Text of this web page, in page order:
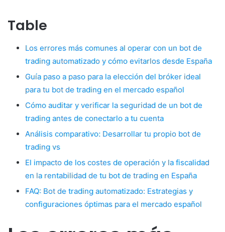
Table
Los errores más comunes al operar con un bot de
trading automatizado y cómo evitarlos desde España
Guía paso a paso para la elección del bróker ideal
para tu bot de trading en el mercado español
Cómo auditar y verificar la seguridad de un bot de
trading antes de conectarlo a tu cuenta
Análisis comparativo: Desarrollar tu propio bot de
trading vs
El impacto de los costes de operación y la fiscalidad
en la rentabilidad de tu bot de trading en España
FAQ: Bot de trading automatizado: Estrategias y
configuraciones óptimas para el mercado español